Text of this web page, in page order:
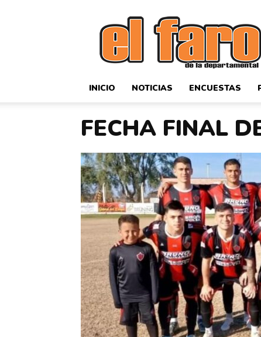
El
Faro
Deportivo
INICIO NOTICIAS ENCUESTAS
FECHA FINAL